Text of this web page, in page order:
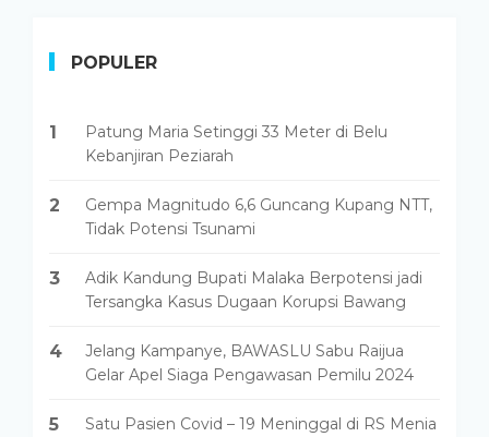
POPULER
1
Patung Maria Setinggi 33 Meter di Belu
Kebanjiran Peziarah
2
Gempa Magnitudo 6,6 Guncang Kupang NTT,
Tidak Potensi Tsunami
3
Adik Kandung Bupati Malaka Berpotensi jadi
Tersangka Kasus Dugaan Korupsi Bawang
4
Jelang Kampanye, BAWASLU Sabu Raijua
Gelar Apel Siaga Pengawasan Pemilu 2024
5
Satu Pasien Covid – 19 Meninggal di RS Menia